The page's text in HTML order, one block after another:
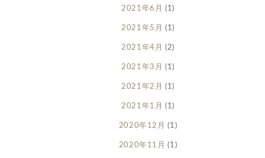
2021年6月 (1)
2021年5月 (1)
2021年4月 (2)
2021年3月 (1)
2021年2月 (1)
2021年1月 (1)
2020年12月 (1)
2020年11月 (1)